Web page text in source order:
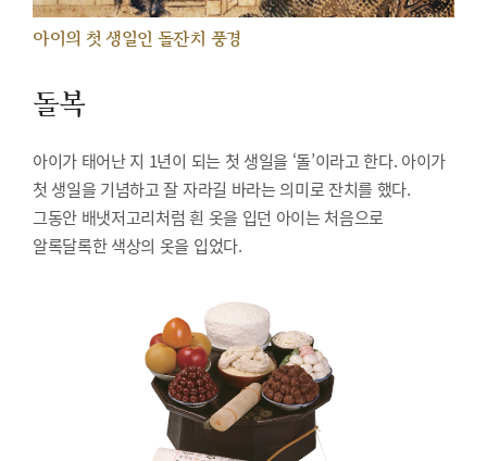
아이의 첫 생일인 돌잔치 풍경
돌복
아이가 태어난 지 1년이 되는 첫 생일을 ‘돌’이라고 한다. 아이가
첫 생일을 기념하고 잘 자라길 바라는 의미로 잔치를 했다.
그동안 배냇저고리처럼 흰 옷을 입던 아이는 처음으로
알록달록한 색상의 옷을 입었다.